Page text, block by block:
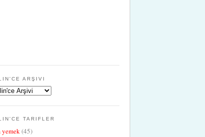
ARŞIVI
TARIFLER
yemek(45)